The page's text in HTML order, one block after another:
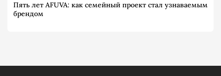
Пять лет AFUVA: как семейный проект стал узнаваемым
брендом